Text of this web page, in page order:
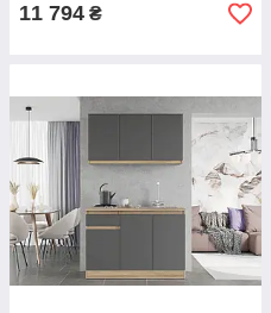
11 794 ₴